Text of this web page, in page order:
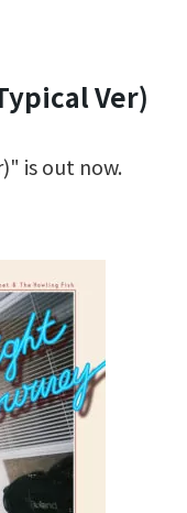
Ver)
is out now.